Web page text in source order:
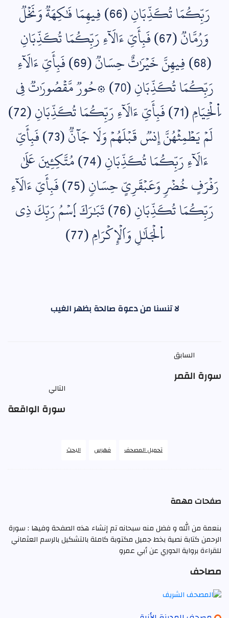
رَبِّكُمَا تُكَذِّبَانِ (66) فِيهِمَا فَٰكِهَةٞ وَنَخۡلٞ
وَرُمَّانٞ (67) فَبِأَيِّ ءَالَآءِ رَبِّكُمَا تُكَذِّبَانِ
(68) فِيهِنَّ خَيۡرَٰتٌ حِسَانٞ (69) فَبِأَيِّ ءَالَآءِ
رَبِّكُمَا تُكَذِّبَانِ (70) ۞حُورٞ مَّقۡصُورَٰتٞ فِي
اِ۬لۡخِيَامِ (71) فَبِأَيِّ ءَالَآءِ رَبِّكُمَا تُكَذِّبَانِ (72)
لَمۡ يَطۡمِثۡهُنَّ إِنسٞ قَبۡلَهُمۡ وَلَا جَآنّٞ (73) فَبِأَيِّ
ءَالَآءِ رَبِّكُمَا تُكَذِّبَانِ (74) مُتَّكِـِٔينَ عَلَىٰ
رَفۡرَفٍ خُضۡرٖ وَعَبۡقَرِيٍّ حِسَانٖ (75) فَبِأَيِّ ءَالَآءِ
رَبِّكُمَا تُكَذِّبَانِ (76) تَبَٰرَكَ اَ۪سۡمُ رَبِّكَ ذِي
اِ۬لۡجَلَٰلِ وَاَلۡإِكۡرَامِ (77)
لا تنسنا من دعوة صالحة بظهر الغيب
السابق
سورة القمر
التالي
سورة الواقعة
تحميل المصحف فهرس البحث
صفحات مهمة
بنعمة من الله و فضل منه سبحانه تم إنشاء هذه الصفحة وفيها : سورة
الرحمن كتابة نصية بخط جميل مكتوبة كاملة بالتشكيل بالرسم العثماني
للقراءة برواية الدوري عن أبي عمرو
مصاحف